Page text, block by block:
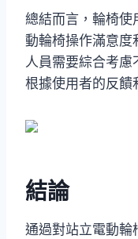
總結而言，輪椅使
動輪椅操作滿意度
人員需要綜合考慮
根據使用者的反饋
結論
通過對站立電動輪